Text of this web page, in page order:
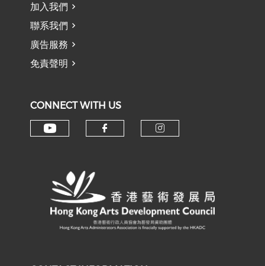
加入我們
聯系我們
廣告服務
免責聲明
CONNECT WITH US